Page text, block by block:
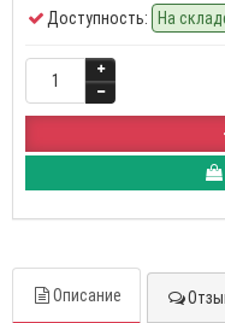
Доступность: На
Описание